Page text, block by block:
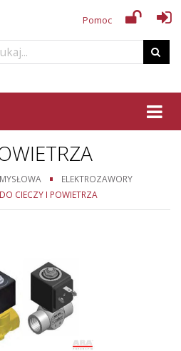
Pomoc
ELEKTROZAWORY
DO CIECZY I POWIETRZA